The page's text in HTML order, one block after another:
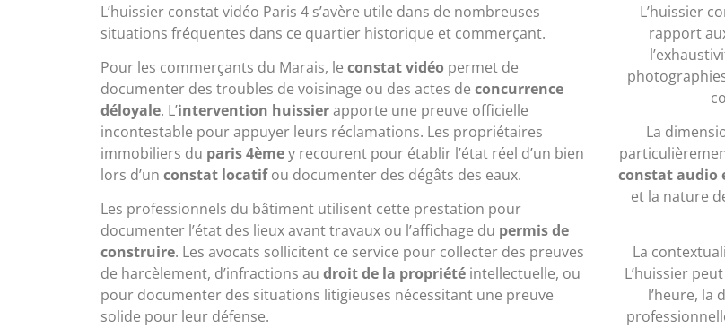
L’huissier constat vidéo Paris 4 s’avère utile dans de nombreuses
situations fréquentes dans ce quartier historique et commerçant.
Pour les commerçants du Marais, le constat vidéo permet de
documenter des troubles de voisinage ou des actes de concurrence
déloyale. L’intervention huissierapporte une preuve officielle
incontestable pour appuyer leurs réclamations. Les propriétaires
immobiliers du paris 4èmey recourent pour établir l’état réel d’un bien
lors d’un constat locatifou documenter des dégâts des eaux.
Les professionnels du bâtiment utilisent cette prestation pour
documenter l’état des lieux avant travaux ou l’affichage du permis de
construire. Les avocats sollicitent ce service pour collecter des preuves
de harcèlement, d’infractions au droit de la propriété intellectuelle, ou
pour documenter des situations litigieuses nécessitant une preuve
solide pour leur défense.
L’huissier
rapport
La
constat audio
et la nature
La
L’huissier
l’heure, la